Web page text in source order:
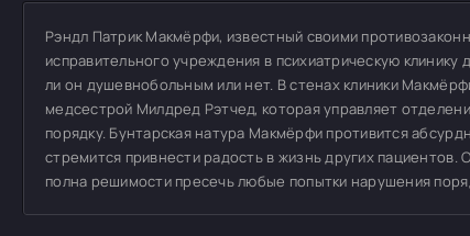
Рэндл Патрик Макмёрфи, известный своими
исправительного учреждения в психиатрическую
ли он душевнобольным или нет. В стенах клиники
медсестрой Милдред Рэтчед, которая управляет
порядку. Бунтарская натура Макмёрфи противится
стремится привнести радость в жизнь других
полна решимости пресечь любые попытки нарушения